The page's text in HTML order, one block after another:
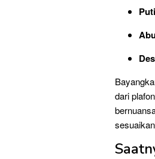
dari